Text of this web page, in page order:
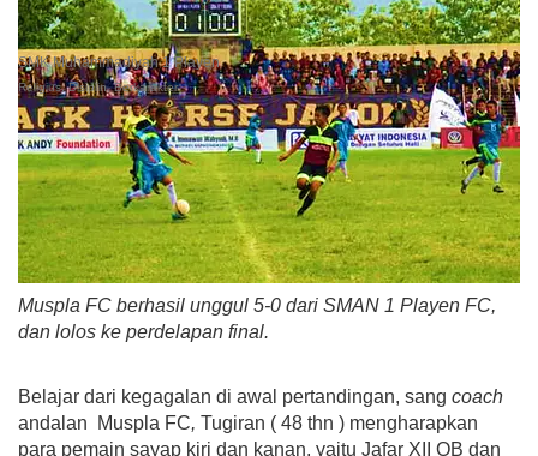
SMK Muhammadiyah 1 Playen
Religius, Disiplin, Berkarakter
Muspla FC berhasil unggul 5-0 dari SMAN 1 Playen FC,
dan lolos ke perdelapan final.
Belajar dari kegagalan di awal pertandingan, sang coach
andalan Muspla FC, Tugiran ( 48 thn ) mengharapkan
para pemain sayap kiri dan kanan, yaitu Jafar XII OB dan